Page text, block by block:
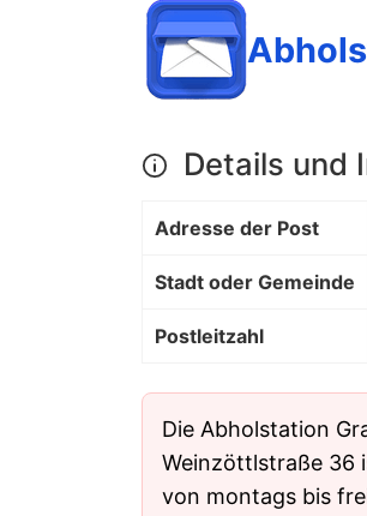
Details und
Adresse der Post
Stadt oder Gemeinde
Postleitzahl
Die Abholstation
Weinzöttlstraße 36
von montags bis